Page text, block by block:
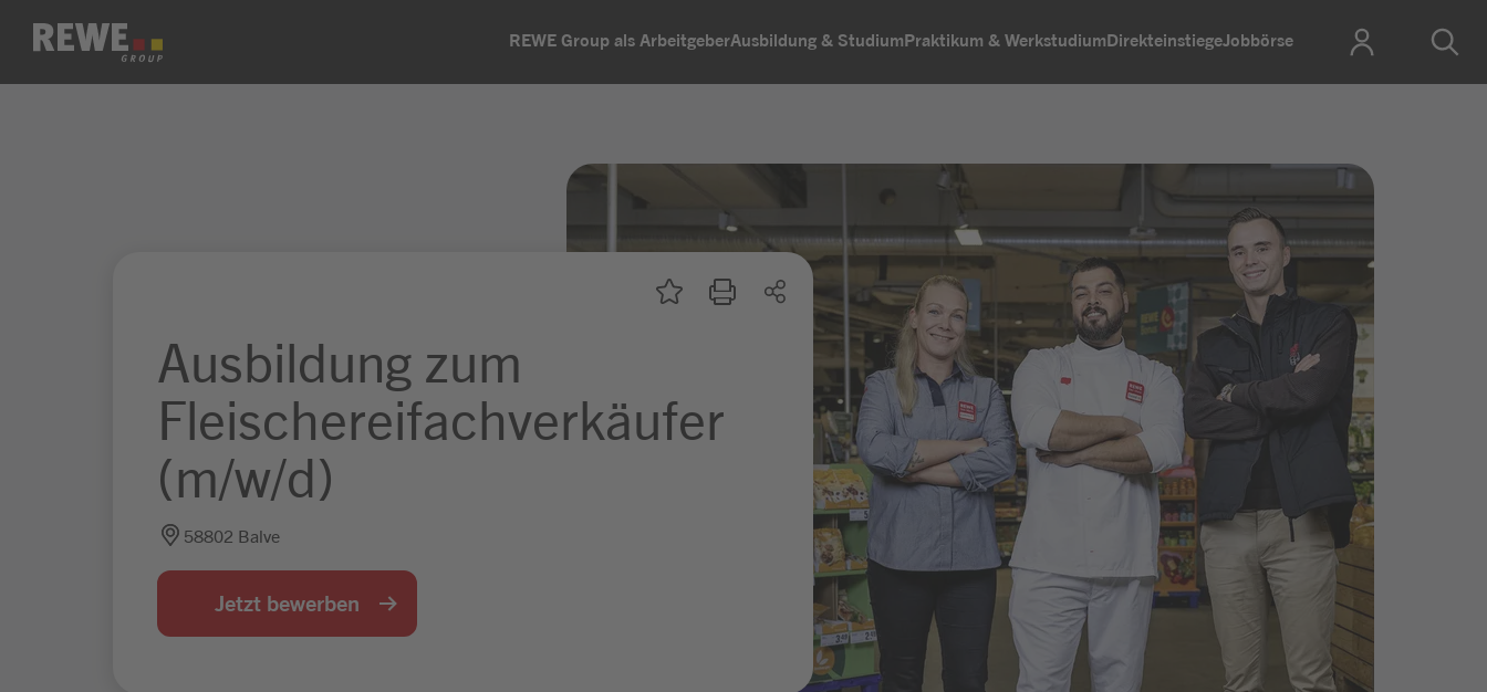
Zum Inhalt springen REWE Group als ArbeitgeberAusbildung & StudiumPraktikum & WerkstudiumDirekteinstiegeJobbörse
Ausbildung zum
Fleischereifachverkäufer
(m/w/d)
58802 Balve
Jetzt bewerben